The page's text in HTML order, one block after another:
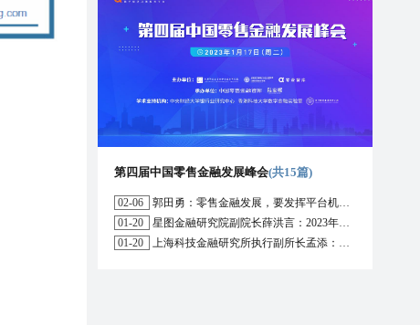
第四届中国零售金融发展峰会(共15篇)
02-06
郭田勇：零售金融发展，要发挥平台机构的作用
01-20
星图金融研究院副院长薛洪言：2023年消费信贷或迎来新起点
01-20
上海科技金融研究所执行副所长孟添：开放银行与嵌入式金融为数字普惠金融带来更大发展空间